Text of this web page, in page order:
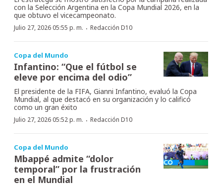
con la Selección Argentina en la Copa Mundial 2026, en la
que obtuvo el vicecampeonato.
Julio 27, 2026 05:55 p. m. · Redacción D10
Copa del Mundo
Infantino: “Que el fútbol se
eleve por encima del odio”
El presidente de la FIFA, Gianni Infantino, evaluó la Copa
Mundial, al que destacó en su organización y lo calificó
como un gran éxito
Julio 27, 2026 05:52 p. m. · Redacción D10
Copa del Mundo
Mbappé admite “dolor
temporal” por la frustración
en el Mundial